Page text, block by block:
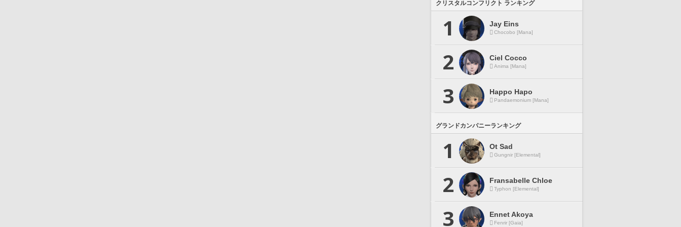
クリスタルコンフリクト ランキング
1 Jay Eins
Chocobo [Mana]
2 Ciel Cocco
Anima [Mana]
3 Happo Hapo
Pandaemonium [Mana]
グランドカンパニーランキング
1 Ot Sad
Gungnir [Elemental]
2 Fransabelle Chloe
Typhon [Elemental]
3 Ennet Akoya
Fenrir [Gaia]